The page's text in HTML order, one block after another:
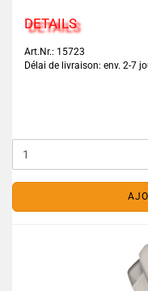
DETAILS
Art.Nr.: 15723
Délai de livraison: env. 2-7